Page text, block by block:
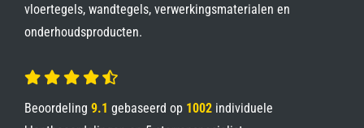
vloertegels, wandtegels, verwerkingsmaterialen en
onderhoudsproducten.
Beoordeling 9.1 gebaseerd op 1002individuele